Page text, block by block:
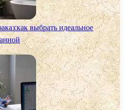
выбрать идеальное